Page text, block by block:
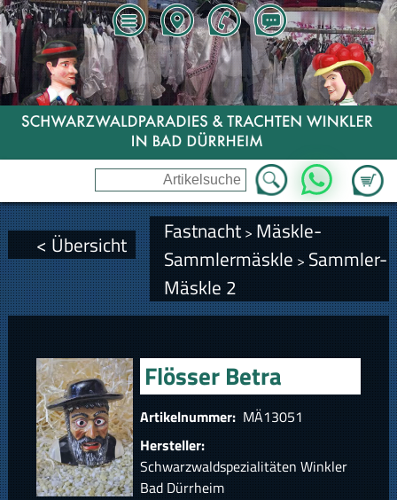
Zum
WhatsApp
< Übersicht Fastnacht> Mäskle-
Sammlermäskle > Sammler-
Mäskle 2
Flösser Betra
Artikelnummer: MÄ13051
Hersteller:
Schwarzwaldspezialitäten Winkler
Bad Dürrheim